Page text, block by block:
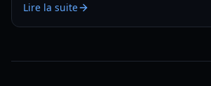
améliorations efficaces en 2026.
Lire la suite